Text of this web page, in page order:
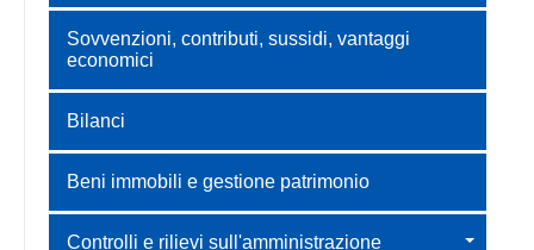
Sovvenzioni, contributi, sussidi, vantaggi
economici
Bilanci
Beni immobili e gestione patrimonio
Controlli e rilievi sull'amministrazione